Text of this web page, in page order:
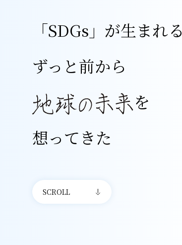
「SDGs」が生まれる
ずっと前から
を
想ってきた
SCROLL